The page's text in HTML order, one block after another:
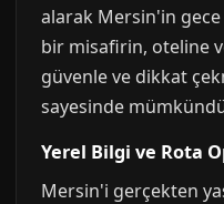
alarak Mersin'in gece
bir misafirin, oteline
güvenle ve dikkat
sayesinde
Yerel Bilgi ve Rota
Mersin'i gerçekten